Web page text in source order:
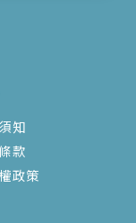
知
款
政策